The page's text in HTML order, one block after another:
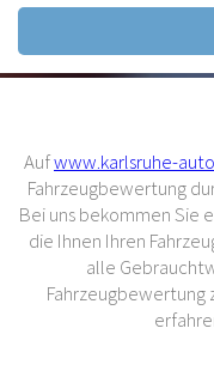
Aufwww.karlsruhe-
Fahrzeugbewertung
Bei uns bekommen Sie
die Ihnen Ihren
alle
Fahrzeugbewertung